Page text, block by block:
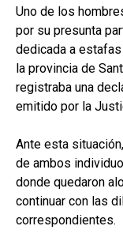
Uno de los
por su presunta
dedicada a
la provincia de
registraba una
emitido por la
Ante esta
de ambos
donde quedaron
continuar con las
correspondientes.